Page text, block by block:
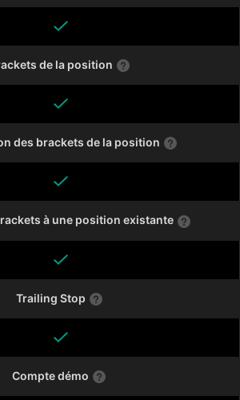
de la position
des brackets de la position
à une position existante
Trailing Stop
Compte démo